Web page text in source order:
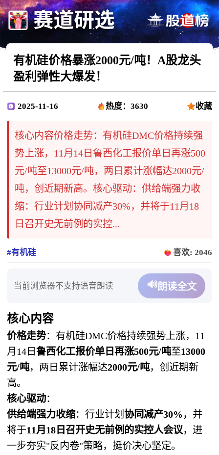
有机硅价格暴涨2000元/吨！A股龙头
盈利弹性大爆发！
2025-11-16 热度：3630 收藏
核心内容价格走势：有机硅DMC价格持续强
势上涨，11月14日鲁西化工报价单日再涨500
元/吨至13000元/吨，两日累计涨幅达2000元/
吨，创近期新高。核心驱动：供给端强力收
缩：行业计划协同减产30%，并将于11月18
日召开史无前例的实控...
#有机硅 喜欢: 2046
当前浏览器不支持语音朗读 🔊朗读全文
核心内容
价格走势：有机硅DMC价格持续强势上涨，11
月14日鲁西化工报价单日再涨500元/吨至13000
元/吨，两日累计涨幅达2000元/吨，创近期新
高。
核心驱动：
供给端强力收缩：行业计划 协同减产30% ，并
将于11月18日召开史无前例的实控人会议，进
一步夯实"反内卷"策略，挺价决心坚定。